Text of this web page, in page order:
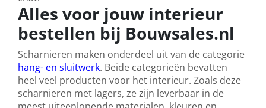
Alles voor jouw interieur
bestellen bij Bouwsales.nl
Scharnieren maken onderdeel uit van de categorie
hang- en sluitwerk. Beide categorieën bevatten
heel veel producten voor het interieur. Zoals deze
scharnieren met lagers, ze zijn leverbaar in de